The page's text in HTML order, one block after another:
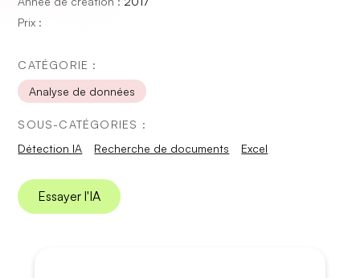
Prix :
CATÉGORIE :
Analyse de données
SOUS-CATÉGORIES :
Détection IA
Recherche de documents Excel
Essayer l'IA